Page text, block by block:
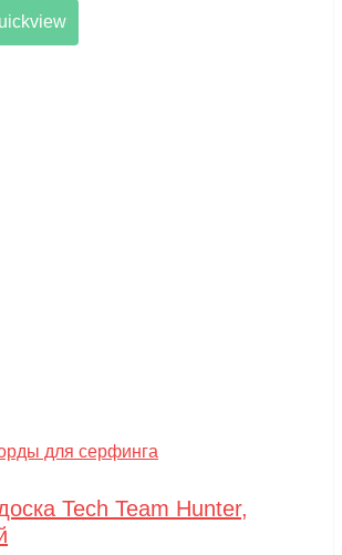
для серфинга
Tech Team Hunter,